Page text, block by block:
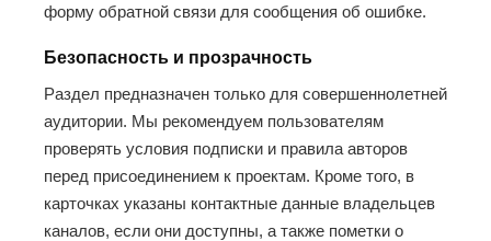
форму обратной связи для сообщения об ошибке.
Безопасность и прозрачность
Раздел предназначен только для совершеннолетней
аудитории. Мы рекомендуем пользователям
проверять условия подписки и правила авторов
перед присоединением к проектам. Кроме того, в
карточках указаны контактные данные владельцев
каналов, если они доступны, а также пометки о